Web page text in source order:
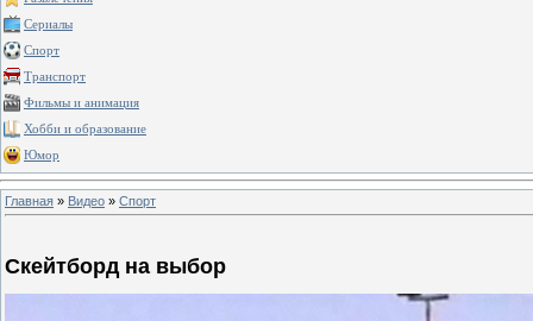
Сериалы
Спорт
Транспорт
Фильмы и анимация
Хобби и образование
Юмор
Главная » Видео » Спорт
Скейтборд на выбор